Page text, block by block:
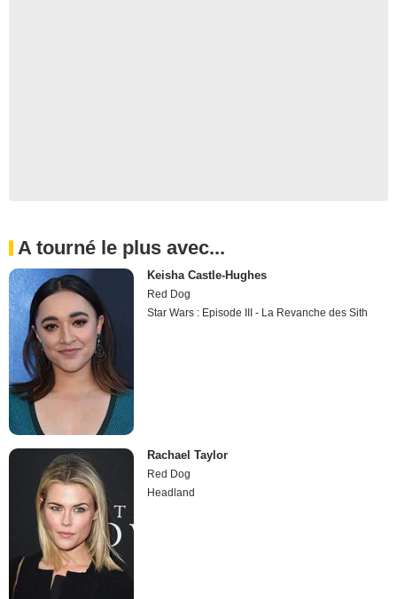
A tourné le plus avec...
Keisha Castle-Hughes
Red Dog
Star Wars : Episode III - La Revanche des Sith
Rachael Taylor
Red Dog
Headland